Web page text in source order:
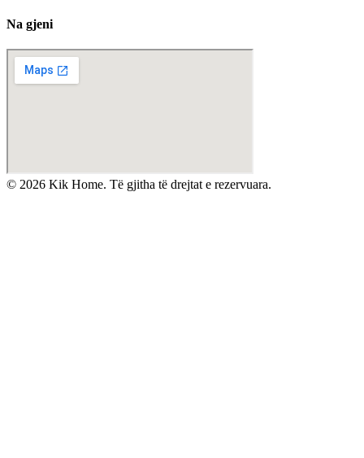
Na gjeni
© 2026 Kik Home. Të gjitha të drejtat e rezervuara.